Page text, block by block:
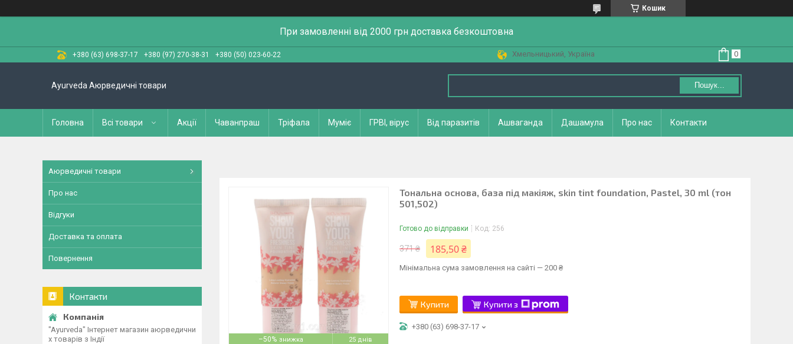
Кошик
При замовленні від 2000 грн доставка безкоштовна
+380 (63) 698-37-17 +380 (97) 270-38-31 +380 (50) 023-60-22 Хмельницький, Україна
Ayurveda Аюрведичні товари Пошук...
Головна Всі товари Акції Чаванпраш Тріфала Муміє ГРВІ, вірус Від паразитів Ашваганда Дашамула Про нас Контакти
–50% 25 днів
Тональна основа, база під макіяж, skin tint foundation, Pastel, 30 ml (тон
501,502)
Готово до відправки Код: 256
371 ₴ 185,50 ₴
Мінімальна сума замовлення на сайті — 200 ₴
Купити Купити з
+380 (63) 698-37-17
Аюрведичні товари
Про нас
Відгуки
Доставка та оплата
Повернення
Контакти
"Ayurveda" Інтернет магазин аюрведични
х товарів з Індії